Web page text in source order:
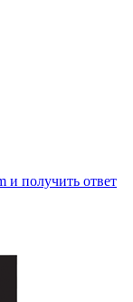
и получить ответ